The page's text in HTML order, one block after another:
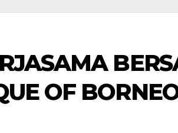
OF